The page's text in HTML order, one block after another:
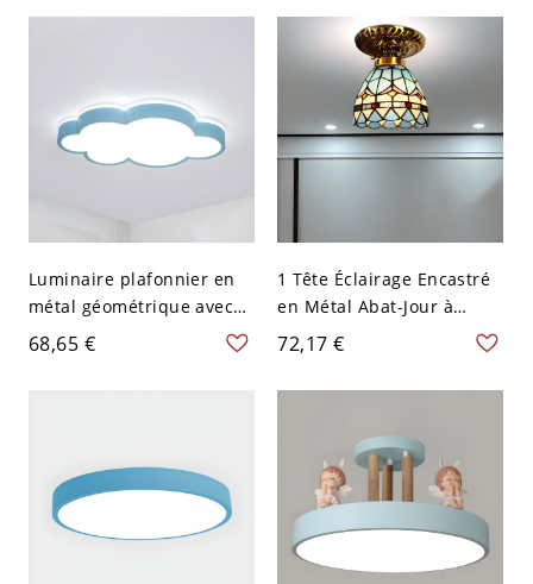
120 V 30,48 cm Bleu Blanc
V
Luminaire plafonnier en
métal géométrique avec
abat-jour en acrylique
blanc - Bleu 110 V-120 V
68,65 €
1 Tête Éclairage Encastré
en Métal Abat-Jour à
Dôme en Vitrail Plafonnier
Style Tiffany - Bleu-Vert
110 V-120 V
72,17 €